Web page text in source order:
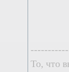
То, что